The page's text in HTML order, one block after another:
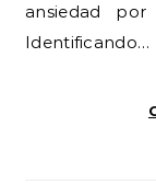
ansiedad
Identificando…